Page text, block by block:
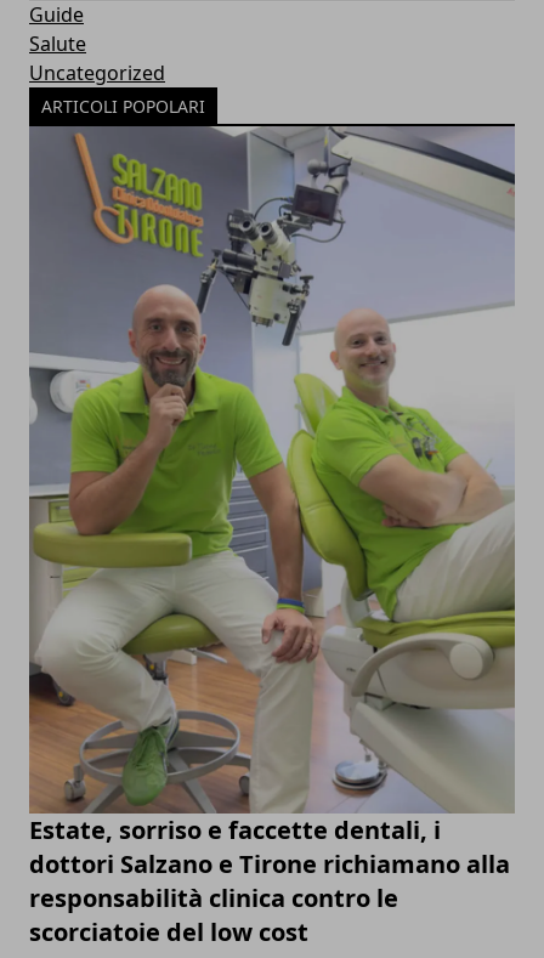
Guide
Salute
Uncategorized
ARTICOLI POPOLARI
Estate, sorriso e faccette dentali, i
dottori Salzano e Tirone richiamano alla
responsabilità clinica contro le
scorciatoie del low cost